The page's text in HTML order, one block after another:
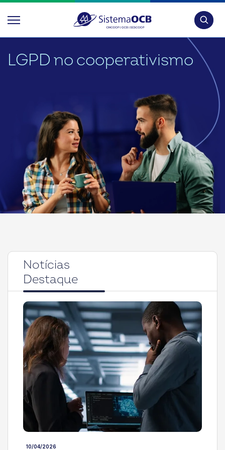
LGPD no cooperativismo
Notícias
Destaque
10/04/2026